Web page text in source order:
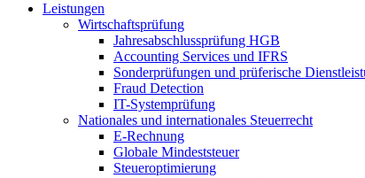
Leistungen
Wirtschaftsprüfung
Jahresabschlussprüfung HGB
Accounting Services und IFRS
Sonderprüfungen und prüferische
Fraud Detection
IT-Systemprüfung
Nationales und internationales Steuerrecht
E-Rechnung
Globale Mindeststeuer
Steueroptimierung